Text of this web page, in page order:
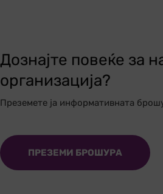
Дознајте повеќе за
организација?
Преземете ја информативната
ПРЕЗЕМИ БРОШУРА